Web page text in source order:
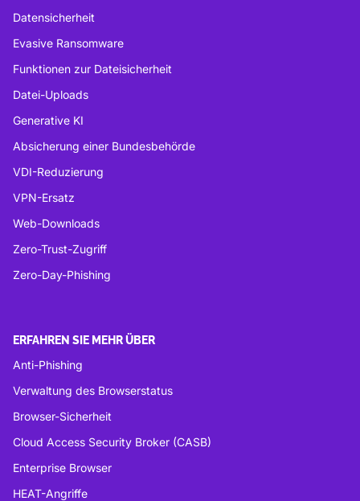
Datensicherheit
Evasive Ransomware
Funktionen zur Dateisicherheit
Datei-Uploads
Generative KI
Absicherung einer Bundesbehörde
VDI-Reduzierung
VPN-Ersatz
Web-Downloads
Zero-Trust-Zugriff
Zero-Day-Phishing
ERFAHREN SIE MEHR ÜBER
Anti-Phishing
Verwaltung des Browserstatus
Browser-Sicherheit
Cloud Access Security Broker (CASB)
Enterprise Browser
HEAT-Angriffe